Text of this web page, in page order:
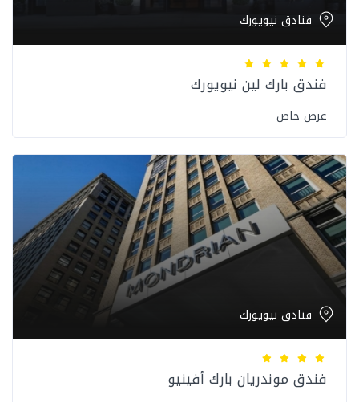
فنادق نيويورك
فندق بارك لين نيويورك
عرض خاص
فنادق نيويورك
فندق موندريان بارك أفينيو